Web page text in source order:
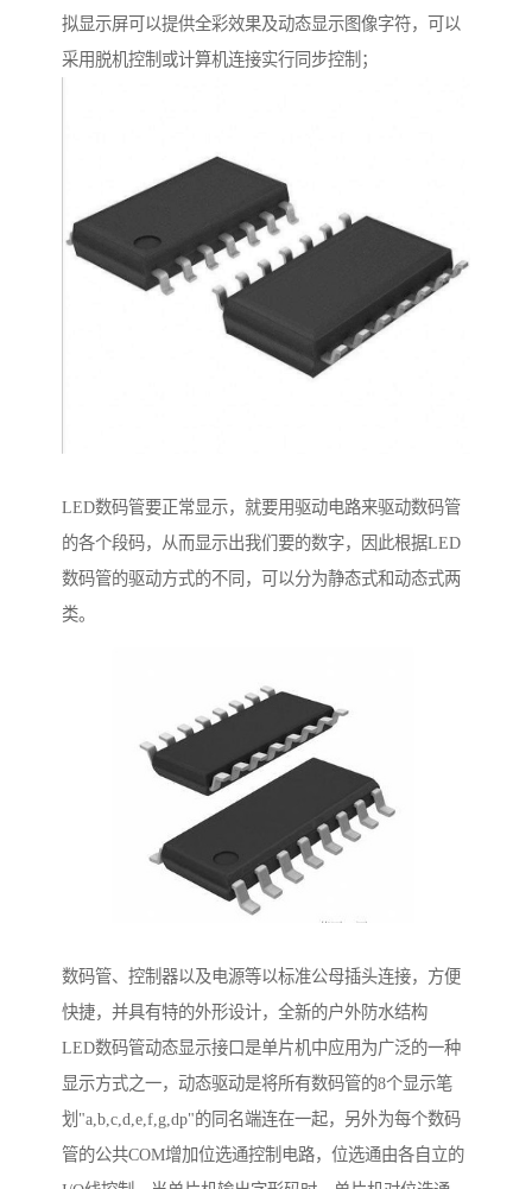
拟显示屏可以提供全彩效果及动态显示图像字符，可以
采用脱机控制或计算机连接实行同步控制；
LED数码管要正常显示，就要用驱动电路来驱动数码管
的各个段码，从而显示出我们要的数字，因此根据LED
数码管的驱动方式的不同，可以分为静态式和动态式两
类。
数码管、控制器以及电源等以标准公母插头连接，方便
快捷，并具有特的外形设计，全新的户外防水结构
LED数码管动态显示接口是单片机中应用为广泛的一种
显示方式之一，动态驱动是将所有数码管的8个显示笔
划"a,b,c,d,e,f,g,dp"的同名端连在一起，另外为每个数码
管的公共COM增加位选通控制电路，位选通由各自立的